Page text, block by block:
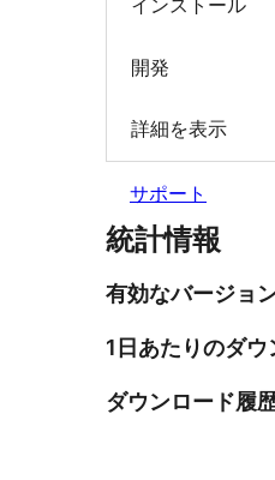
インストール
開発
詳細を表示
サポート
統計情報
有効なバージョ
1日あたりのダウ
ダウンロード履